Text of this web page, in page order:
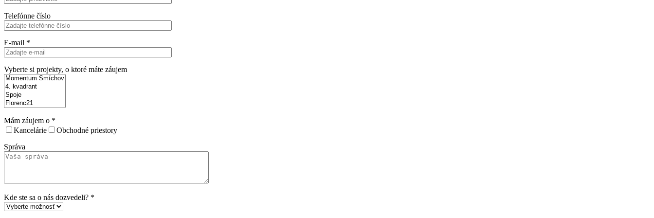
Telefónne číslo
E-mail *
Vyberte si projekty, o ktoré máte záujem
Mám záujem o *
Kancelárie
Obchodné priestory
Správa
Kde ste sa o nás dozvedeli? *